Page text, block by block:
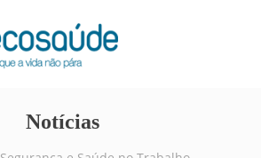
Notícias